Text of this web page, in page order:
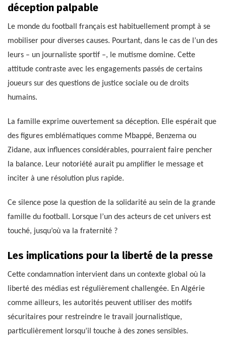
déception palpable
Le monde du football français est habituellement prompt à se
mobiliser pour diverses causes. Pourtant, dans le cas de l’un des
leurs – un journaliste sportif –, le mutisme domine. Cette
attitude contraste avec les engagements passés de certains
joueurs sur des questions de justice sociale ou de droits
humains.
La famille exprime ouvertement sa déception. Elle espérait que
des figures emblématiques comme Mbappé, Benzema ou
Zidane, aux influences considérables, pourraient faire pencher
la balance. Leur notoriété aurait pu amplifier le message et
inciter à une résolution plus rapide.
Ce silence pose la question de la solidarité au sein de la grande
famille du football. Lorsque l’un des acteurs de cet univers est
touché, jusqu’où va la fraternité ?
Les implications pour la liberté de la presse
Cette condamnation intervient dans un contexte global où la
liberté des médias est régulièrement challengée. En Algérie
comme ailleurs, les autorités peuvent utiliser des motifs
sécuritaires pour restreindre le travail journalistique,
particulièrement lorsqu’il touche à des zones sensibles.